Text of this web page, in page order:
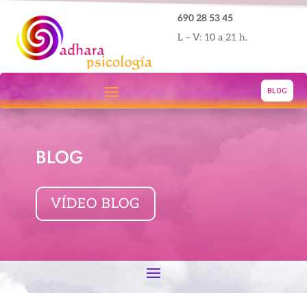
690 28 53 45
L – V: 10 a 21 h.
BLOG
BLOG
VÍDEO BLOG